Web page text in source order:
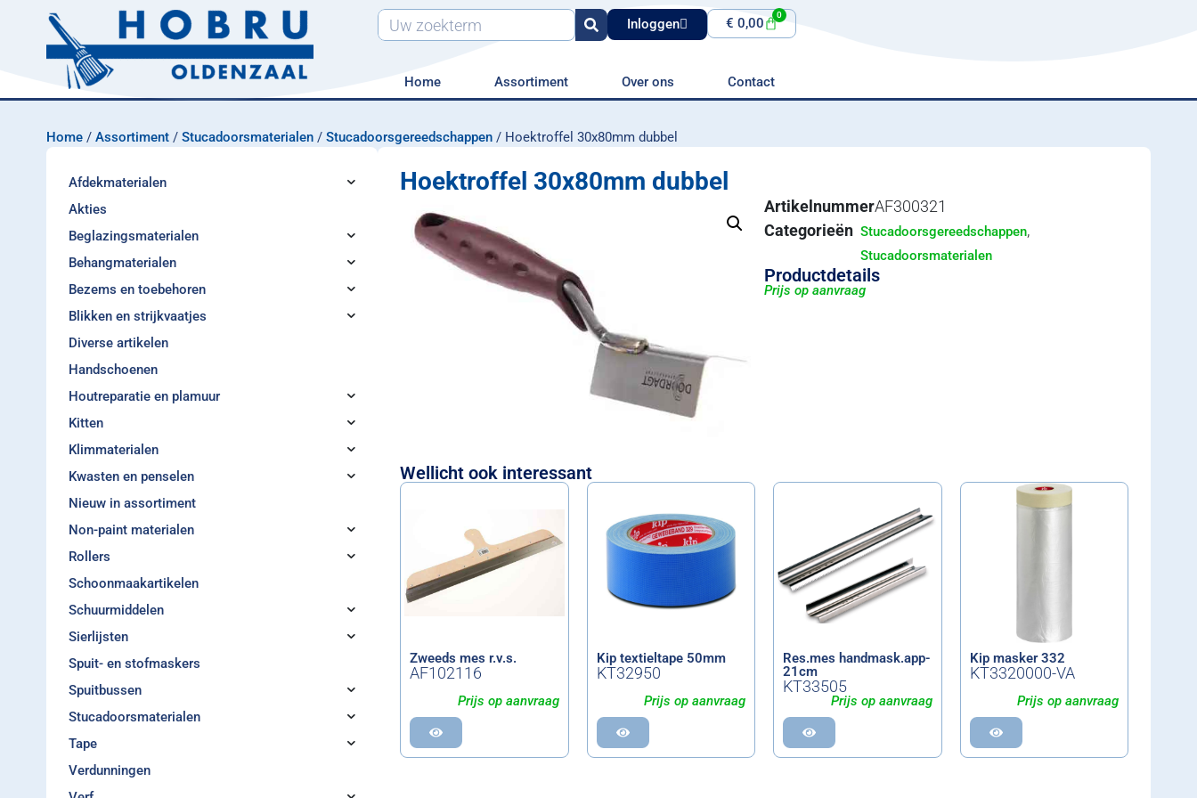
Inloggen € 0,00
0
Home Assortiment Over ons Contact
Home / Assortiment / Stucadoorsmaterialen / Stucadoorsgereedschappen / Hoektroffel 30x80mm dubbel
Afdekmaterialen
Akties
Beglazingsmaterialen
Behangmaterialen
Bezems en toebehoren
Blikken en strijkvaatjes
Diverse artikelen
Handschoenen
Houtreparatie en plamuur
Kitten
Klimmaterialen
Kwasten en penselen
Nieuw in assortiment
Non-paint materialen
Rollers
Schoonmaakartikelen
Schuurmiddelen
Sierlijsten
Spuit- en stofmaskers
Spuitbussen
Stucadoorsmaterialen
Tape
Verdunningen
Hoektroffel 30x80mm dubbel
ArtikelnummerAF300321
Categorieën Stucadoorsgereedschappen,
Stucadoorsmaterialen
Productdetails
Prijs op aanvraag
Wellicht ook interessant
Zweeds mes r.v.s.
AF102116
Prijs op aanvraag
Kip textieltape 50mm
KT32950
Prijs op aanvraag
Res.mes handmask.app-
21cm
KT33505
Prijs op aanvraag
Kip masker 332
KT3320000-VA
Prijs op aanvraag